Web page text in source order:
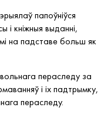
папоўніўся
і кніжныя выданні,
на падставе больш як
пераследу за
і іх падтрымку,
пераследу.